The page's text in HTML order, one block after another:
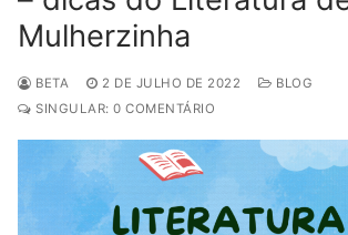
Mulherzinha
BETA 2 DE JULHO DE 2022
BLOG
SINGULAR: 0 COMENTÁRIO